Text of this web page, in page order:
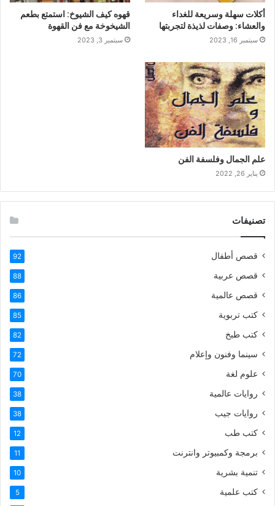
أكلات سهلة وسريعة للغداء
والعشاء: وصفات لذيذة لتجربتها
سبتمبر 16, 2023
قهوه كيف الشيوخ: استمتع بطعم
الشيخوخة مع فن القهوة
سبتمبر 3, 2023
علم الجمال وفلسفة الفن
يناير 26, 2022
تصنيفات
قصص أطفال 92
قصص عربية 88
قصص عالمية 86
كتب تربوية 85
كتب طبخ 82
سينما وفنون وإعلام 72
علوم لغة 70
روايات عالمية 38
روايات جيب 38
كتب طب 12
برمجة وكمبيوتر وانترنت 11
تنمية بشرية 10
كتب علمية 5